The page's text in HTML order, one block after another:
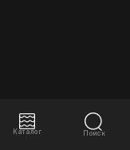
Каталог Поиск